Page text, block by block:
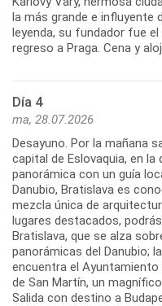
la más grande e influyente
leyenda, su fundador fue
regreso a Praga. Cena y
Día 4
ma, 28.07.2026
Desayuno. Por la mañana
capital de Eslovaquia, en
panorámica con un guía
Danubio, Bratislava es
mezcla única de
lugares destacados,
Bratislava, que se alza
panorámicas del Danubio;
encuentra el Ayuntamiento
de San Martín, un
Salida con destino a